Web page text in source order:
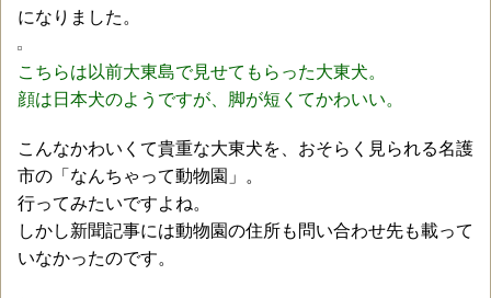
になりました。
こちらは以前大東島で見せてもらった大東犬。
顔は日本犬のようですが、脚が短くてかわいい。
こんなかわいくて貴重な大東犬を、おそらく見られる名護
市の「なんちゃって動物園」。
行ってみたいですよね。
しかし新聞記事には動物園の住所も問い合わせ先も載って
いなかったのです。